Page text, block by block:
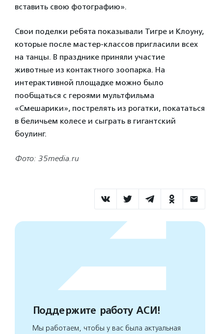
вставить свою фотографию».
Свои поделки ребята показывали Тигре и Клоуну,
которые после мастер-классов пригласили всех
на танцы. В празднике приняли участие
животные из контактного зоопарка. На
интерактивной площадке можно было
пообщаться с героями мультфильма
«Смешарики», пострелять из рогатки, покататься
в беличьем колесе и сыграть в гигантский
боулинг.
Фото: 35media.ru
Поддержите работу АСИ!
Мы работаем, чтобы у вас была актуальная